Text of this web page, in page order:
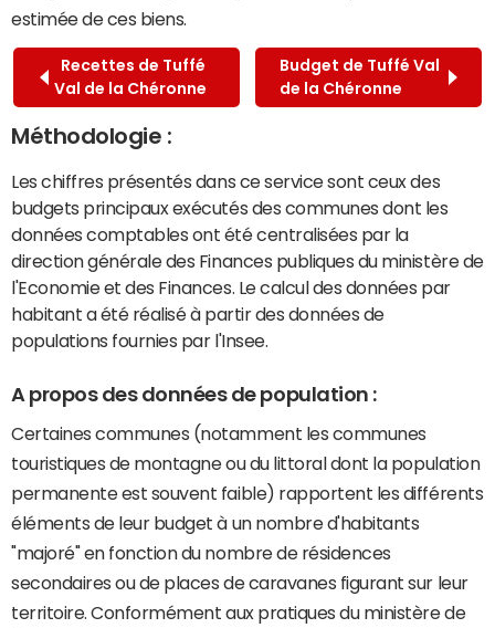
estimée de ces biens.
Recettes de Tuffé
Val de la Chéronne
Budget de Tuffé Val
de la Chéronne
Méthodologie :
Les chiffres présentés dans ce service sont ceux des
budgets principaux exécutés des communes dont les
données comptables ont été centralisées par la
direction générale des Finances publiques du ministère de
l'Economie et des Finances. Le calcul des données par
habitant a été réalisé à partir des données de
populations fournies par l'Insee.
A propos des données de population :
Certaines communes (notamment les communes
touristiques de montagne ou du littoral dont la population
permanente est souvent faible) rapportent les différents
éléments de leur budget à un nombre d'habitants
"majoré" en fonction du nombre de résidences
secondaires ou de places de caravanes figurant sur leur
territoire. Conformément aux pratiques du ministère de